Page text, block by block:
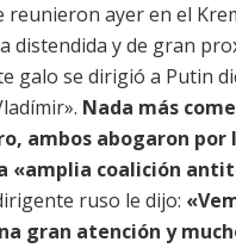
reunieron ayer en el
distendida y de gran
galo se dirigió a Putin
Nada más
ambos abogaron por
«amplia coalición
ruso le dijo:
gran atención y